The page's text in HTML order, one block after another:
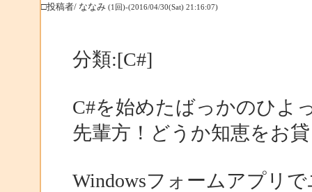
□投稿者/ ななみ (1回)-(2016/04/30(Sat) 21:16:07)
分類:[C#]
C#を始めたばっかのひよ
先輩方！どうか知恵をお
Windowsフォームアプリ